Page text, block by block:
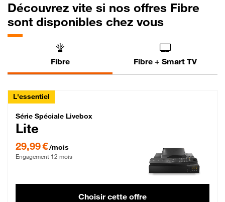
Découvrez vite si nos offres Fibre
sont disponibles chez vous
Fibre Fibre + Smart TV
L'essentiel
Série Spéciale Livebox Lite Fibre
Série Spéciale Livebox
Lite
29,99 €/mois
Engagement 12 mois
Choisir cette offre